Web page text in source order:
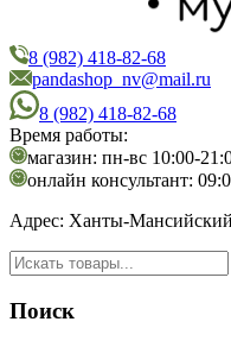
PandaShop
Интернет-магазин
8 (982) 418-82-68
pandashop_nv@mail.ru
8 (982) 418-82-68
Время работы:
магазин: пн-вс 10:00-
онлайн консультант:
Адрес: Ханты-Мансийский
Поиск